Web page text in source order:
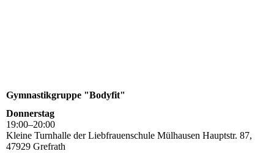
Gymnastikgruppe "Bodyfit"
Donnerstag
19:00–20:00
Kleine Turnhalle der Liebfrauenschule Mülhausen Hauptstr. 87,
47929 Grefrath